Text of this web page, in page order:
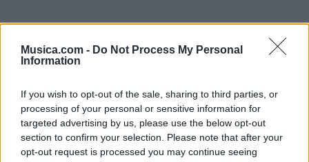
Musica.com - Do Not Process My Personal
Information
If you wish to opt-out of the sale, sharing to third parties, or
processing of your personal or sensitive information for
targeted advertising by us, please use the below opt-out
section to confirm your selection. Please note that after your
opt-out request is processed you may continue seeing
Comentar Letra
Comenta o pregunta lo que desees sobre Banda La
Teco o 'Con que me pagas'
Comentarios (1)